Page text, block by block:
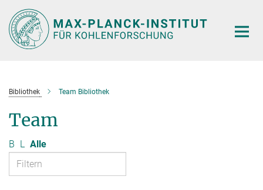
Hauptinhalt
Bibliothek Team Bibliothek
Team
B L Alle